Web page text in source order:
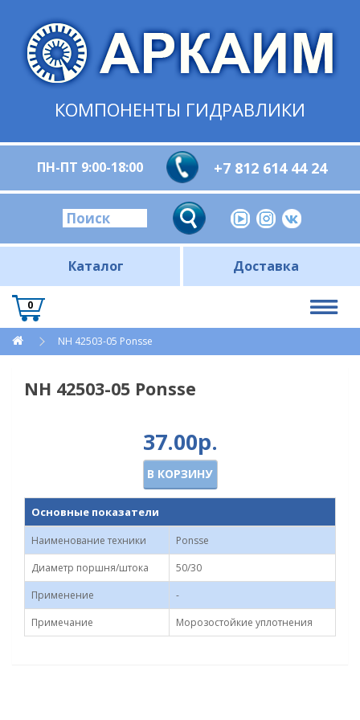
КОМПОНЕНТЫ ГИДРАВЛИКИ
ПН-ПТ 9:00-18:00 +7 812 614 44 24
Каталог Доставка
0
NH 42503-05 Ponsse
NH 42503-05 Ponsse
37.00р.
В КОРЗИНУ
Основные показатели
Наименование техники
Ponsse
Диаметр поршня/штока
50/30
Применение
-
Примечание
Морозостойкие уплотнения